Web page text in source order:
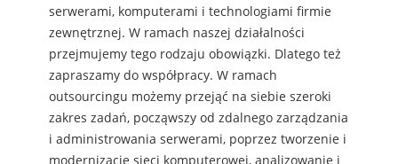
serwerami, komputerami i technologiami firmie
zewnętrznej. W ramach naszej działalności
przejmujemy tego rodzaju obowiązki. Dlatego też
zapraszamy do współpracy. W ramach
outsourcingu możemy przejąć na siebie szeroki
zakres zadań, począwszy od zdalnego zarządzania
i administrowania serwerami, poprzez tworzenie i
modernizację sieci komputerowej, analizowanie i